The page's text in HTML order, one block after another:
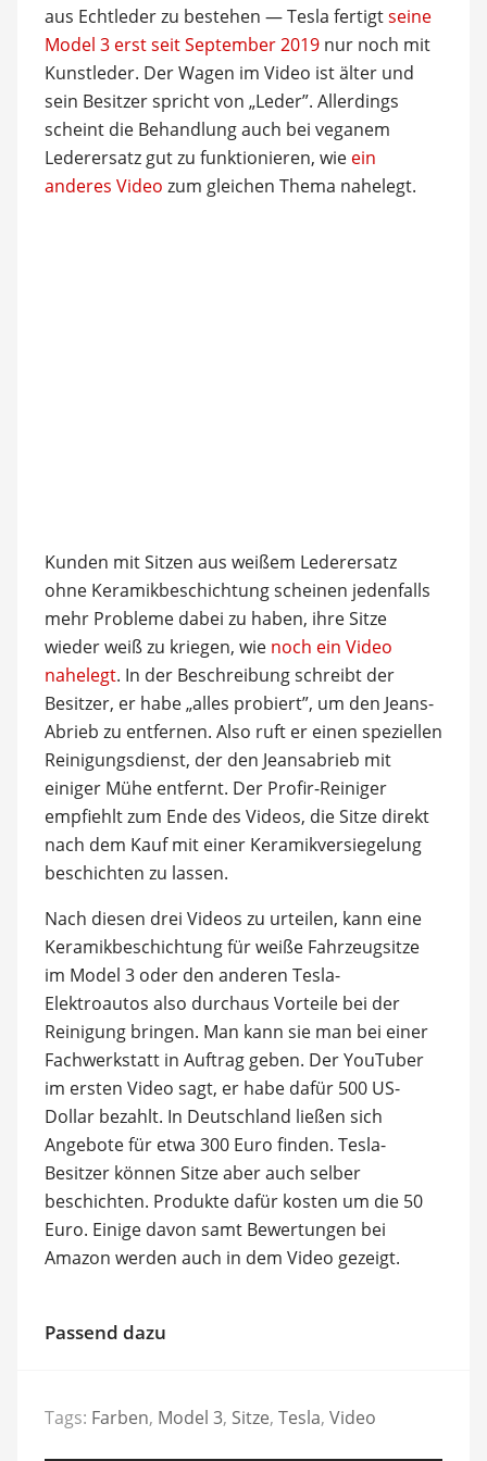
aus Echtleder zu bestehen — Tesla fertigtseine
Model 3 erst seit September 2019nur noch mit
Kunstleder. Der Wagen im Video ist älter und
sein Besitzer spricht von „Leder”. Allerdings
scheint die Behandlung auch bei veganem
Lederersatz gut zu funktionieren, wie ein
anderes Video zum gleichen Thema nahelegt.
Kunden mit Sitzen aus weißem Lederersatz
ohne Keramikbeschichtung scheinen jedenfalls
mehr Probleme dabei zu haben, ihre Sitze
wieder weiß zu kriegen, wie noch ein Video
nahelegt. In der Beschreibung schreibt der
Besitzer, er habe „alles probiert”, um den Jeans-
Abrieb zu entfernen. Also ruft er einen speziellen
Reinigungsdienst, der den Jeansabrieb mit
einiger Mühe entfernt. Der Profir-Reiniger
empfiehlt zum Ende des Videos, die Sitze direkt
nach dem Kauf mit einer Keramikversiegelung
beschichten zu lassen.
Nach diesen drei Videos zu urteilen, kann eine
Keramikbeschichtung für weiße Fahrzeugsitze
im Model 3 oder den anderen Tesla-
Elektroautos also durchaus Vorteile bei der
Reinigung bringen. Man kann sie man bei einer
Fachwerkstatt in Auftrag geben. Der YouTuber
im ersten Video sagt, er habe dafür 500 US-
Dollar bezahlt. In Deutschland ließen sich
Angebote für etwa 300 Euro finden. Tesla-
Besitzer können Sitze aber auch selber
beschichten. Produkte dafür kosten um die 50
Euro. Einige davon samt Bewertungen bei
Amazon werden auch in dem Video gezeigt.
Passend dazu
Tags: Farben, Model 3, Sitze, Tesla, Video